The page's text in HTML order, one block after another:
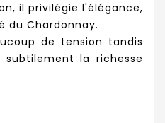
il privilégie l'élégance,
du Chardonnay.
de tension tandis
la richesse